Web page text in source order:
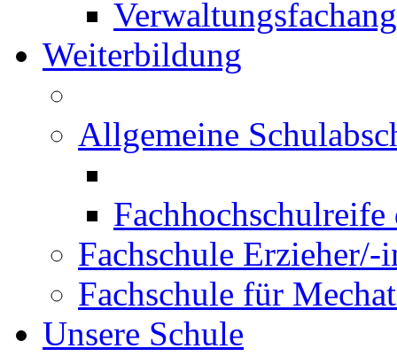
Weiterbildung
Allgemeine
Fachschule Erzieher/-
Fachschule für
Unsere Schule